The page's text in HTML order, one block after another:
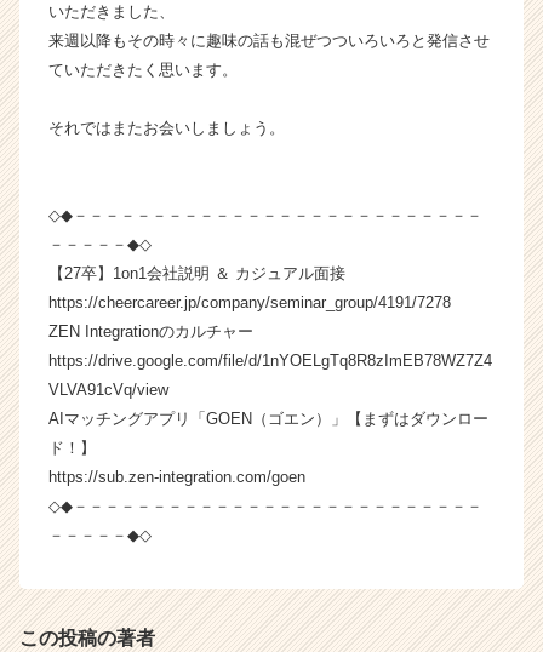
C
a
e
いただきました、
来週以降もその時々に趣味の話も混ぜつついろいろと発信させ
ていただきたく思います。
それではまたお会いしましょう。
◇◆－－－－－－－－－－－－－－－－－－－－－－－－－－
－－－－－◆◇
【27卒】1on1会社説明 ＆ カジュアル面接
https://cheercareer.jp/company/seminar_group/4191/7278
ZEN Integrationのカルチャー
https://drive.google.com/file/d/1nYOELgTq8R8zImEB78WZ7Z4
VLVA91cVq/view
AIマッチングアプリ「GOEN（ゴエン）」【まずはダウンロー
ド！】
https://sub.zen-integration.com/goen
◇◆－－－－－－－－－－－－－－－－－－－－－－－－－－
－－－－－◆◇
この投稿の著者